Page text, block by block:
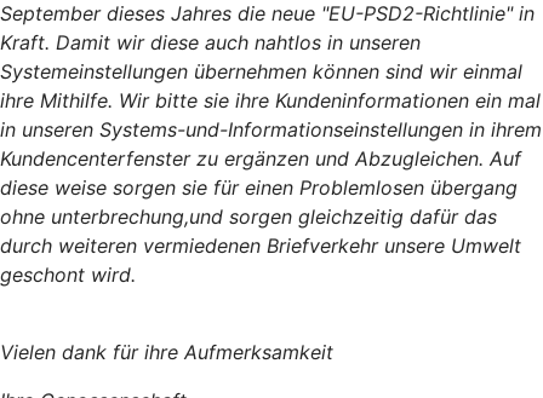
September dieses Jahres die neue "EU-PSD2-Richtlinie" in
Kraft. Damit wir diese auch nahtlos in unseren
Systemeinstellungen übernehmen können sind wir einmal
ihre Mithilfe. Wir bitte sie ihre Kundeninformationen ein mal
in unseren Systems-und-Informationseinstellungen in ihrem
Kundencenterfenster zu ergänzen und Abzugleichen. Auf
diese weise sorgen sie für einen Problemlosen übergang
ohne unterbrechung,und sorgen gleichzeitig dafür das
durch weiteren vermiedenen Briefverkehr unsere Umwelt
geschont wird.
Vielen dank für ihre Aufmerksamkeit